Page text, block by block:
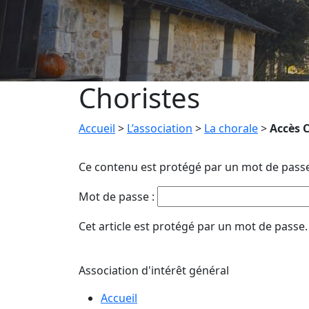
Choristes
Accueil > L’association > La chorale>Accès
Ce contenu est protégé par un mot de
Mot de passe :
Cet article est protégé par un mot de
Association d'intérêt général
Accueil